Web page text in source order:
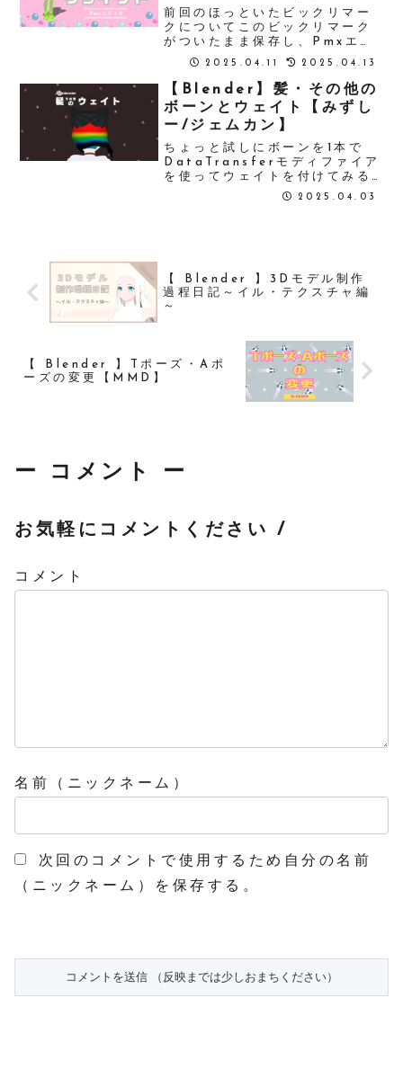
前回のほっといたビックリマー
クについてこのビックリマーク
がついたまま保存し、Pmxエデ
ィタに持っていっても特に問題
ックリマークが絶対的にダメだ
ということではないということ
がわかった。スッキリしたとこ
ろで剛体とジョ...
2025.04.11 2025.04.13
【Blender】髪・その他の
ボーンとウェイト【みずし
ー/ジェムカン】
ちょっと試しにボーンを1本で
DataTransferモディファイア
を使ってウェイトを付けてみる
お？まあまあイイ感じ。でもや
2025.04.03
【 Blender 】3Dモデル制作
過程日記～イル・テクスチャ編
～
【 Blender 】Tポーズ・Aポ
ーズの変更【MMD】
ー コメント ー
お気軽にコメントください /
コメント
名前（ニックネーム）
次回のコメントで使用するため自分の名前
（ニックネーム）を保存する。